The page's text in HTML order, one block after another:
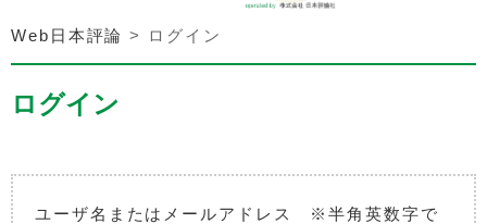
Web日本評論 > ログイン
ログイン
ユーザ名またはメールアドレス ※半角英数字で